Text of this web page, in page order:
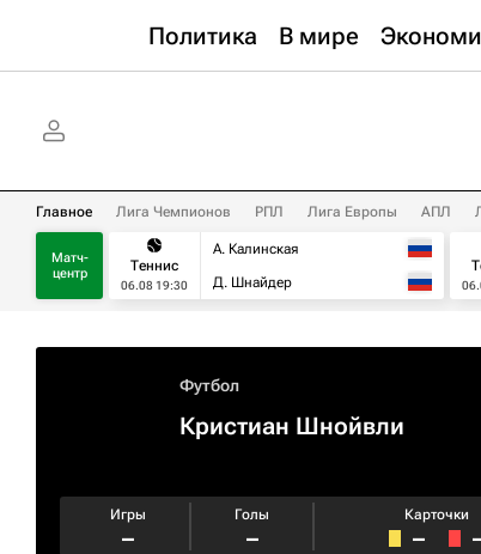
Политика В мире
Главное Лига Чемпионов РПЛ Лига Европы АПЛ
Матч-
центр
Теннис
06.08 19:30
А. Калинская
Д. Шнайдер
Футбол
Кристиан Шнойвли
Игры
–
Голы
–
Карточки
–